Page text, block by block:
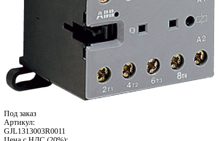
Под заказ
Артикул:
GJL1313003R0011